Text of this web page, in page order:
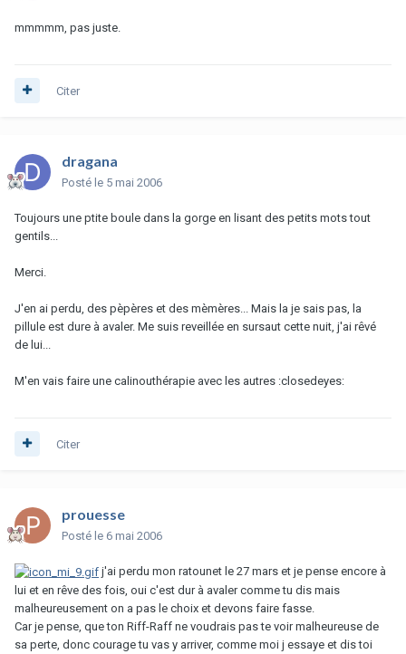
mmmmm, pas juste.
Citer
dragana
Posté le 5 mai 2006
Toujours une ptite boule dans la gorge en lisant des petits mots tout
gentils...
Merci.
J'en ai perdu, des pèpères et des mèmères... Mais la je sais pas, la
pillule est dure à avaler. Me suis reveillée en sursaut cette nuit, j'ai rêvé
de lui...
M'en vais faire une calinouthérapie avec les autres :closedeyes:
Citer
prouesse
Posté le 6 mai 2006
j'ai perdu mon ratounet le 27 mars et je pense encore à
lui et en rêve des fois, oui c'est dur à avaler comme tu dis mais
malheureusement on a pas le choix et devons faire fasse.
Car je pense, que ton Riff-Raff ne voudrais pas te voir malheureuse de
sa perte, donc courage tu vas y arriver, comme moi j essaye et dis toi